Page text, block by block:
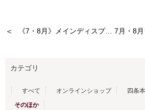
＜ 《7・8月》メインディスプレイが新しくなりました！
カテゴリ
すべて オンラインショップ 四条
そのほか